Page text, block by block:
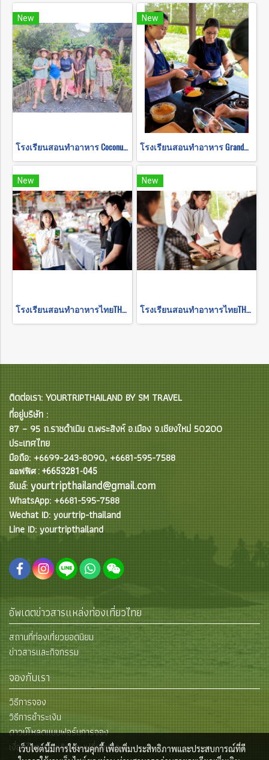
New
โรงเรียนสอนทำอาหาร Coconut Shell Cookery School กโหล้งบ่าป้าว (เต็มวัน)
New
โรงเรียนสอนทำอาหาร Grandma's เต็มวัน
New
โรงเรียนสอนทำอาหารไทยTHE RICE BARN THAI COOKING FARM (เต็มวัน คอร์ส1 )
New
โรงเรียนสอนทำอาหารไทยTHE RICE BARN THAI COOKING FARM (เต็มวัน คอร์ส2 )
ติดต่อเรา: YOURTRIPTHAILAND BY SM TRAVEL
ที่อยู่บริษัท :
87 – 95 ถ.ราชดำเนิน ต.พระสิงห์ อ.เมือง จ.เชียงใหม่ 50200
ประเทศไทย
มือถือ: +6699-243-8090, +6681-595-7588
ออฟฟิศ : +6653281-045
อีเมล์: yourtripthailand@gmail.com
WhatsApp: +6681-595-7588
Wechat ID: yourtrip-thailand
Line ID: yourtripthailand
อัพเดตข่าวสารแหล่งท่องเที่ยวไทย
สถานที่ท่องเที่ยวยอดนิยม
ข่าวสารและกิจกรรม
จองกับเรา
วิธีการจอง
วิธีการชำระเงิน
ดาวน์โหลดแบบฟอร์มการจอง
เงื่อนไขการยกเลิกและเปลี่ยนแปลง
เว็บไซต์นี้มีการใช้งานคุกกี้ เพื่อเพิ่มประสิทธิภาพและประสบการณ์ที่ดี